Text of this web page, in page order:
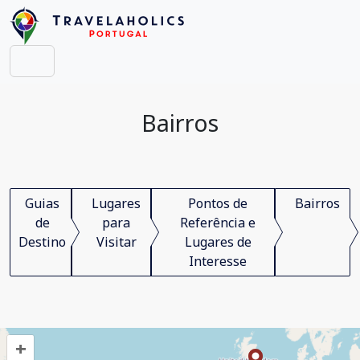
Bairros
Guias
de
Destino
Lugares
para
Visitar
Pontos de
Referência e
Lugares de
Interesse
Bairros
+